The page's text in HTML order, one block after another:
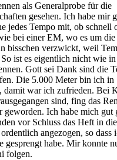
als Generalprobe für die
gesehen. Ich habe mir
jedes Tempo mit, ob schnell
bei einer EM, wo es um die
bisschen verzwickt, weil
ist es eigentlich nicht wie
Gott sei Dank sind die
Die 5.000 Meter bin ich in
damit war ich zufrieden. Bei
sind, fing das
geworden. Ich habe mich gut
vor Schluss das Heft in
angezogen, so dass
gesprengt habe. Mir konnte
folgen.